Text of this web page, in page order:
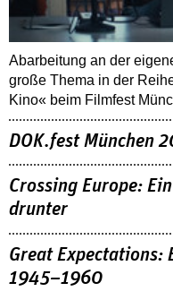
Abarbeitung an der
große Thema in der
Kino« beim Filmfest
DOK.fest München
Crossing Europe:
drunter
Great Expectations:
1945–1960